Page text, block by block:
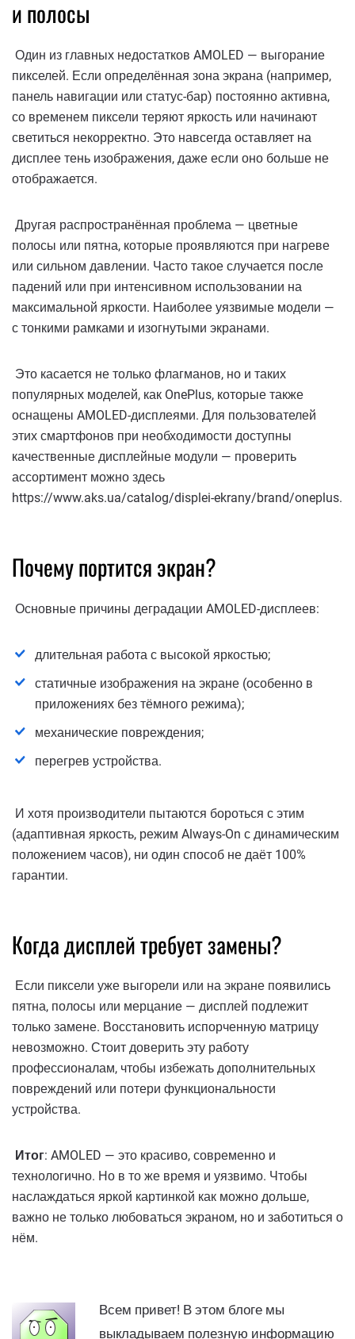
и полосы
Один из главных недостатков AMOLED — выгорание
пикселей. Если определённая зона экрана (например,
панель навигации или статус-бар) постоянно активна,
со временем пиксели теряют яркость или начинают
светиться некорректно. Это навсегда оставляет на
дисплее тень изображения, даже если оно больше не
отображается.
Другая распространённая проблема — цветные
полосы или пятна, которые проявляются при нагреве
или сильном давлении. Часто такое случается после
падений или при интенсивном использовании на
максимальной яркости. Наиболее уязвимые модели —
с тонкими рамками и изогнутыми экранами.
Это касается не только флагманов, но и таких
популярных моделей, как OnePlus, которые также
оснащены AMOLED-дисплеями. Для пользователей
этих смартфонов при необходимости доступны
качественные дисплейные модули — проверить
ассортимент можно здесь
https://www.aks.ua/catalog/displei-ekrany/brand/oneplus.
Почему портится экран?
Основные причины деградации AMOLED-дисплеев:
длительная работа с высокой яркостью;
статичные изображения на экране (особенно в
приложениях без тёмного режима);
механические повреждения;
перегрев устройства.
И хотя производители пытаются бороться с этим
(адаптивная яркость, режим Always-On с динамическим
положением часов), ни один способ не даёт 100%
гарантии.
Когда дисплей требует замены?
Если пиксели уже выгорели или на экране появились
пятна, полосы или мерцание — дисплей подлежит
только замене. Восстановить испорченную матрицу
невозможно. Стоит доверить эту работу
профессионалам, чтобы избежать дополнительных
повреждений или потери функциональности
устройства.
Итог: AMOLED — это красиво, современно и
технологично. Но в то же время и уязвимо. Чтобы
наслаждаться яркой картинкой как можно дольше,
важно не только любоваться экраном, но и заботиться о
нём.
Всем привет! В этом блоге мы
выкладываем полезную информацию